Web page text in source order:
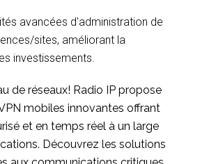
avancées d'administration de
sites, améliorant la
investissements.
de réseaux! Radio IP propose
mobiles innovantes offrant
et en temps réel à un large
Découvrez les solutions